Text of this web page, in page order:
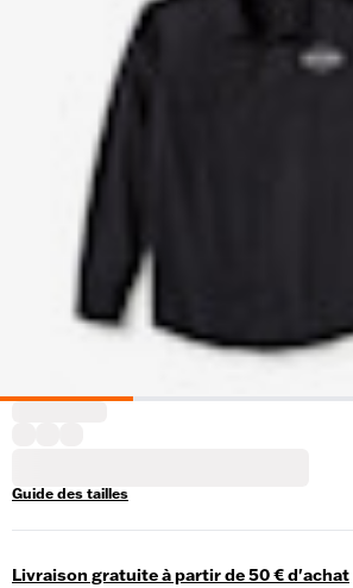
Guide des tailles
Livraison gratuite à partir de 50 € d'achat